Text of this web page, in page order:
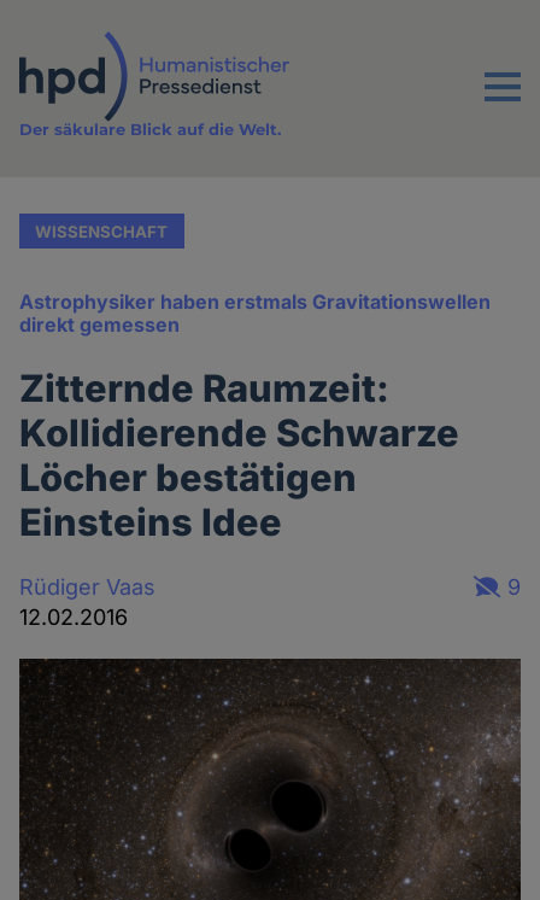
Inhalt
Menu
Der säkulare Blick auf die Welt.
WISSENSCHAFT
Astrophysiker haben erstmals Gravitationswellen
direkt gemessen
Zitternde Raumzeit:
Kollidierende Schwarze
Löcher bestätigen
Einsteins Idee
Rüdiger Vaas
12.02.2016
9